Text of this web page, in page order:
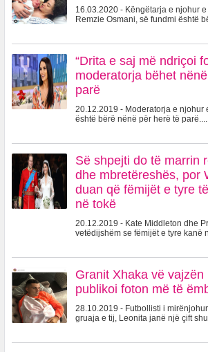
16.03.2020 - Këngëtarja e njohur
Remzie Osmani, së fundmi është
“Drita e saj më ndriçoi
moderatorja bëhet
parë
20.12.2019 - Moderatorja e njohur
është bërë nënë për herë të parë....
Së shpejti do të marrin
dhe mbretëreshës, por
duan që fëmijët e tyre
në tokë
20.12.2019 - Kate Middleton dhe
vetëdijshëm se fëmijët e tyre kanë
Granit Xhaka vë vajzën
publikoi foton më të
28.10.2019 - Futbollisti i
gruaja e tij, Leonita janë një çift